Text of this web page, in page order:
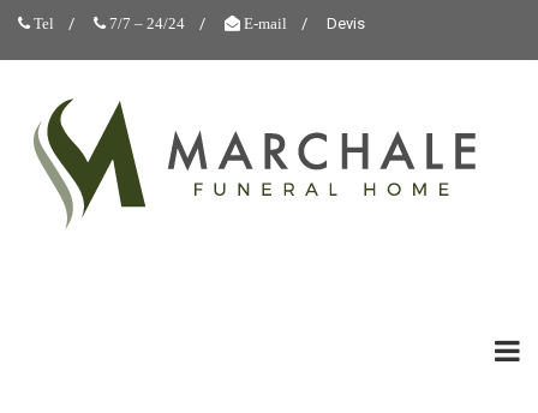
Tel 7/7 – 24/24 E-mail Devis